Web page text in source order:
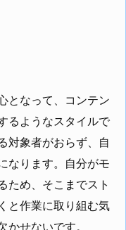
となって、コンテン
るようなスタイルで
対象者がおらず、自
なります。自分がモ
ため、そこまでスト
と作業に取り組む気
かせないです。